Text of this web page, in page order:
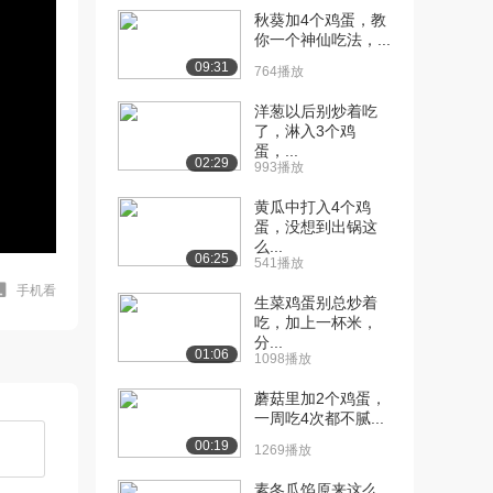
手机看
09:31
秋葵加4个鸡蛋，教
你一个神仙吃法，...
764播放
02:29
洋葱以后别炒着吃
了，淋入3个鸡
蛋，...
993播放
06:25
黄瓜中打入4个鸡
蛋，没想到出锅这
么...
541播放
01:06
生菜鸡蛋别总炒着
吃，加上一杯米，
分...
1098播放
00:19
蘑菇里加2个鸡蛋，
一周吃4次都不腻...
1269播放